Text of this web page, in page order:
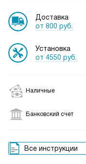
Доставка
от 800 руб.
Установка
от 4550 руб.
Наличные
Банковский счет
Все инструкции